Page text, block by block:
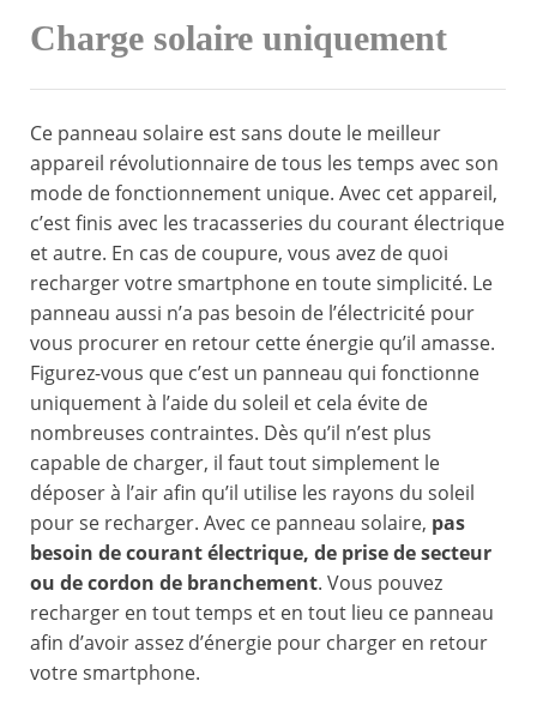
Charge solaire uniquement
Ce panneau solaire est sans doute le meilleur
appareil révolutionnaire de tous les temps avec son
mode de fonctionnement unique. Avec cet appareil,
c’est finis avec les tracasseries du courant électrique
et autre. En cas de coupure, vous avez de quoi
recharger votre smartphone en toute simplicité. Le
panneau aussi n’a pas besoin de l’électricité pour
vous procurer en retour cette énergie qu’il amasse.
Figurez-vous que c’est un panneau qui fonctionne
uniquement à l’aide du soleil et cela évite de
nombreuses contraintes. Dès qu’il n’est plus
capable de charger, il faut tout simplement le
déposer à l’air afin qu’il utilise les rayons du soleil
pour se recharger. Avec ce panneau solaire, pas
besoin de courant électrique, de prise de secteur
ou de cordon de branchement. Vous pouvez
recharger en tout temps et en tout lieu ce panneau
afin d’avoir assez d’énergie pour charger en retour
votre smartphone.